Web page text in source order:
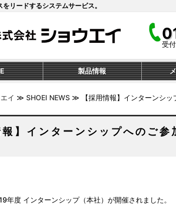
リードするシステムサービス。
受
製品情報
イ ≫ SHOEI NEWS ≫ 【採用情報】インターンシ
報】インターンシップへのご
年度 インターンシップ（本社）が開催されました。